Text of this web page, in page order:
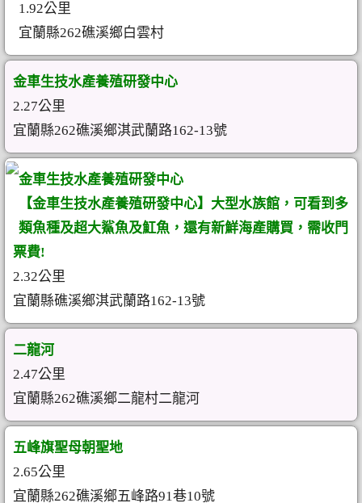
1.92公里
宜蘭縣262礁溪鄉白雲村
金車生技水產養殖研發中心
2.27公里
宜蘭縣262礁溪鄉淇武蘭路162-13號
金車生技水產養殖研發中心
【金車生技水產養殖研發中心】大型水族館，可看到多
類魚種及超大鯊魚及魟魚，還有新鮮海產購買，需收門
票費!
2.32公里
宜蘭縣礁溪鄉淇武蘭路162-13號
二龍河
2.47公里
宜蘭縣262礁溪鄉二龍村二龍河
五峰旗聖母朝聖地
2.65公里
宜蘭縣262礁溪鄉五峰路91巷10號